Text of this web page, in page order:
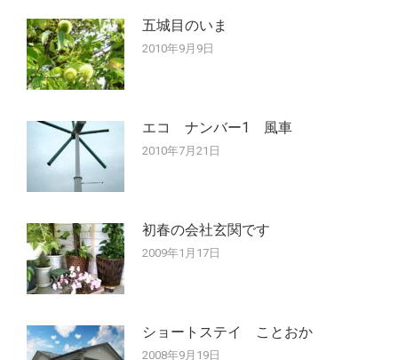
五城目のいま
2010年9月9日
エコ ナンバー1 風車
2010年7月21日
初春の会社玄関です
2009年1月17日
ショートステイ ことおか
2008年9月19日